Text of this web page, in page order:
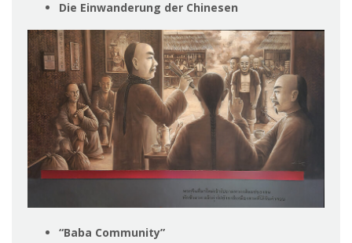
Die Einwanderung der Chinesen
“Baba Community”